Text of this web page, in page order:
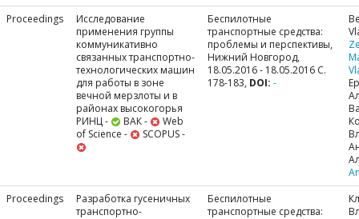
Proceedings
Исследование
применения группы
коммуникативно
связанных транспортно-
технологических машин
для работы в зоне
вечной мерзлоты и в
районах высокогорья
РИНЦ -
ВАК -
Web
of Science -
SCOPUS -
Беспилотные
транспортные средства:
проблемы и перспективы,
Нижний Новгород,
18.05.2016 - 18.05.2016 С.
178-183, DOI: -
Proceedings
Разработка гусеничных
транспортно-
Беспилотные
транспортные средства: